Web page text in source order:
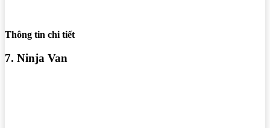
Thông tin chi tiết
7. Ninja Van